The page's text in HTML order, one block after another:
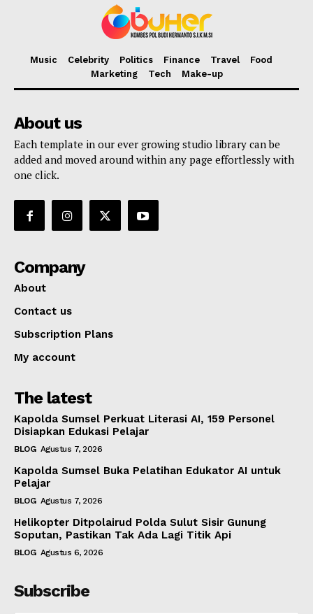
Music Celebrity Politics Finance Travel
Food
Marketing
Tech Make-up
About us
Each template in our ever growing studio library can be
added and moved around within any page effortlessly with
one click.
Company
About
Contact us
Subscription Plans
My account
The latest
Kapolda Sumsel Perkuat Literasi AI, 159 Personel
Disiapkan Edukasi Pelajar
BLOG Agustus 7, 2026
Kapolda Sumsel Buka Pelatihan Edukator AI untuk
Pelajar
BLOG Agustus 7, 2026
Helikopter Ditpolairud Polda Sulut Sisir Gunung
Soputan, Pastikan Tak Ada Lagi Titik Api
BLOG Agustus 6, 2026
Subscribe